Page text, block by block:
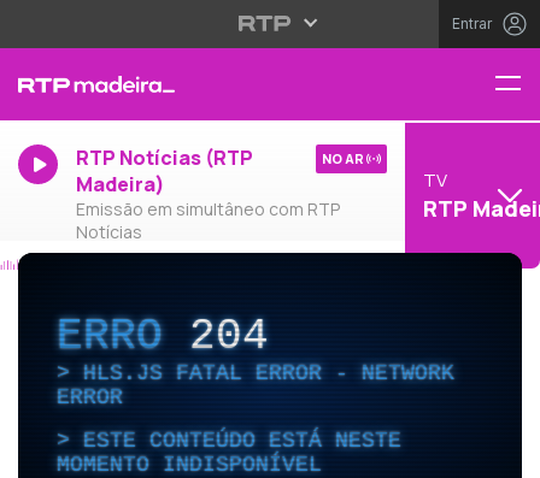
Entrar
RTP Notícias (RTP
Madeira)
Emissão em simultâneo com RTP
Notícias
NO AR
TV
RTP
ERRO204
HLS.JS FATAL ERROR - NETWORK
ERROR
ESTE CONTEÚDO ESTÁ NESTE
MOMENTO INDISPONÍVEL